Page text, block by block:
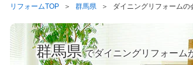
リフォームTOP 群馬県 ダイニングリフォームの
群馬県 でダイニングリフォーム